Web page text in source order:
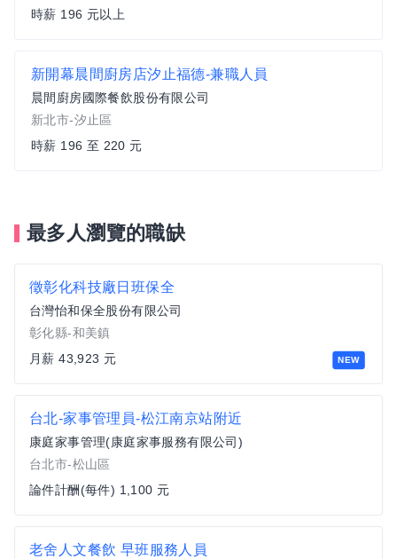
時薪 196 元以上
新開幕晨間廚房店汐止福德-兼職人員
晨間廚房國際餐飲股份有限公司
新北市-汐止區
時薪 196 至 220 元
最多人瀏覽的職缺
NEW
徵彰化科技廠日班保全
台灣怡和保全股份有限公司
彰化縣-和美鎮
月薪 43,923 元
台北-家事管理員-松江南京站附近
康庭家事管理(康庭家事服務有限公司)
台北市-松山區
論件計酬(每件) 1,100 元
老舍人文餐飲 早班服務人員